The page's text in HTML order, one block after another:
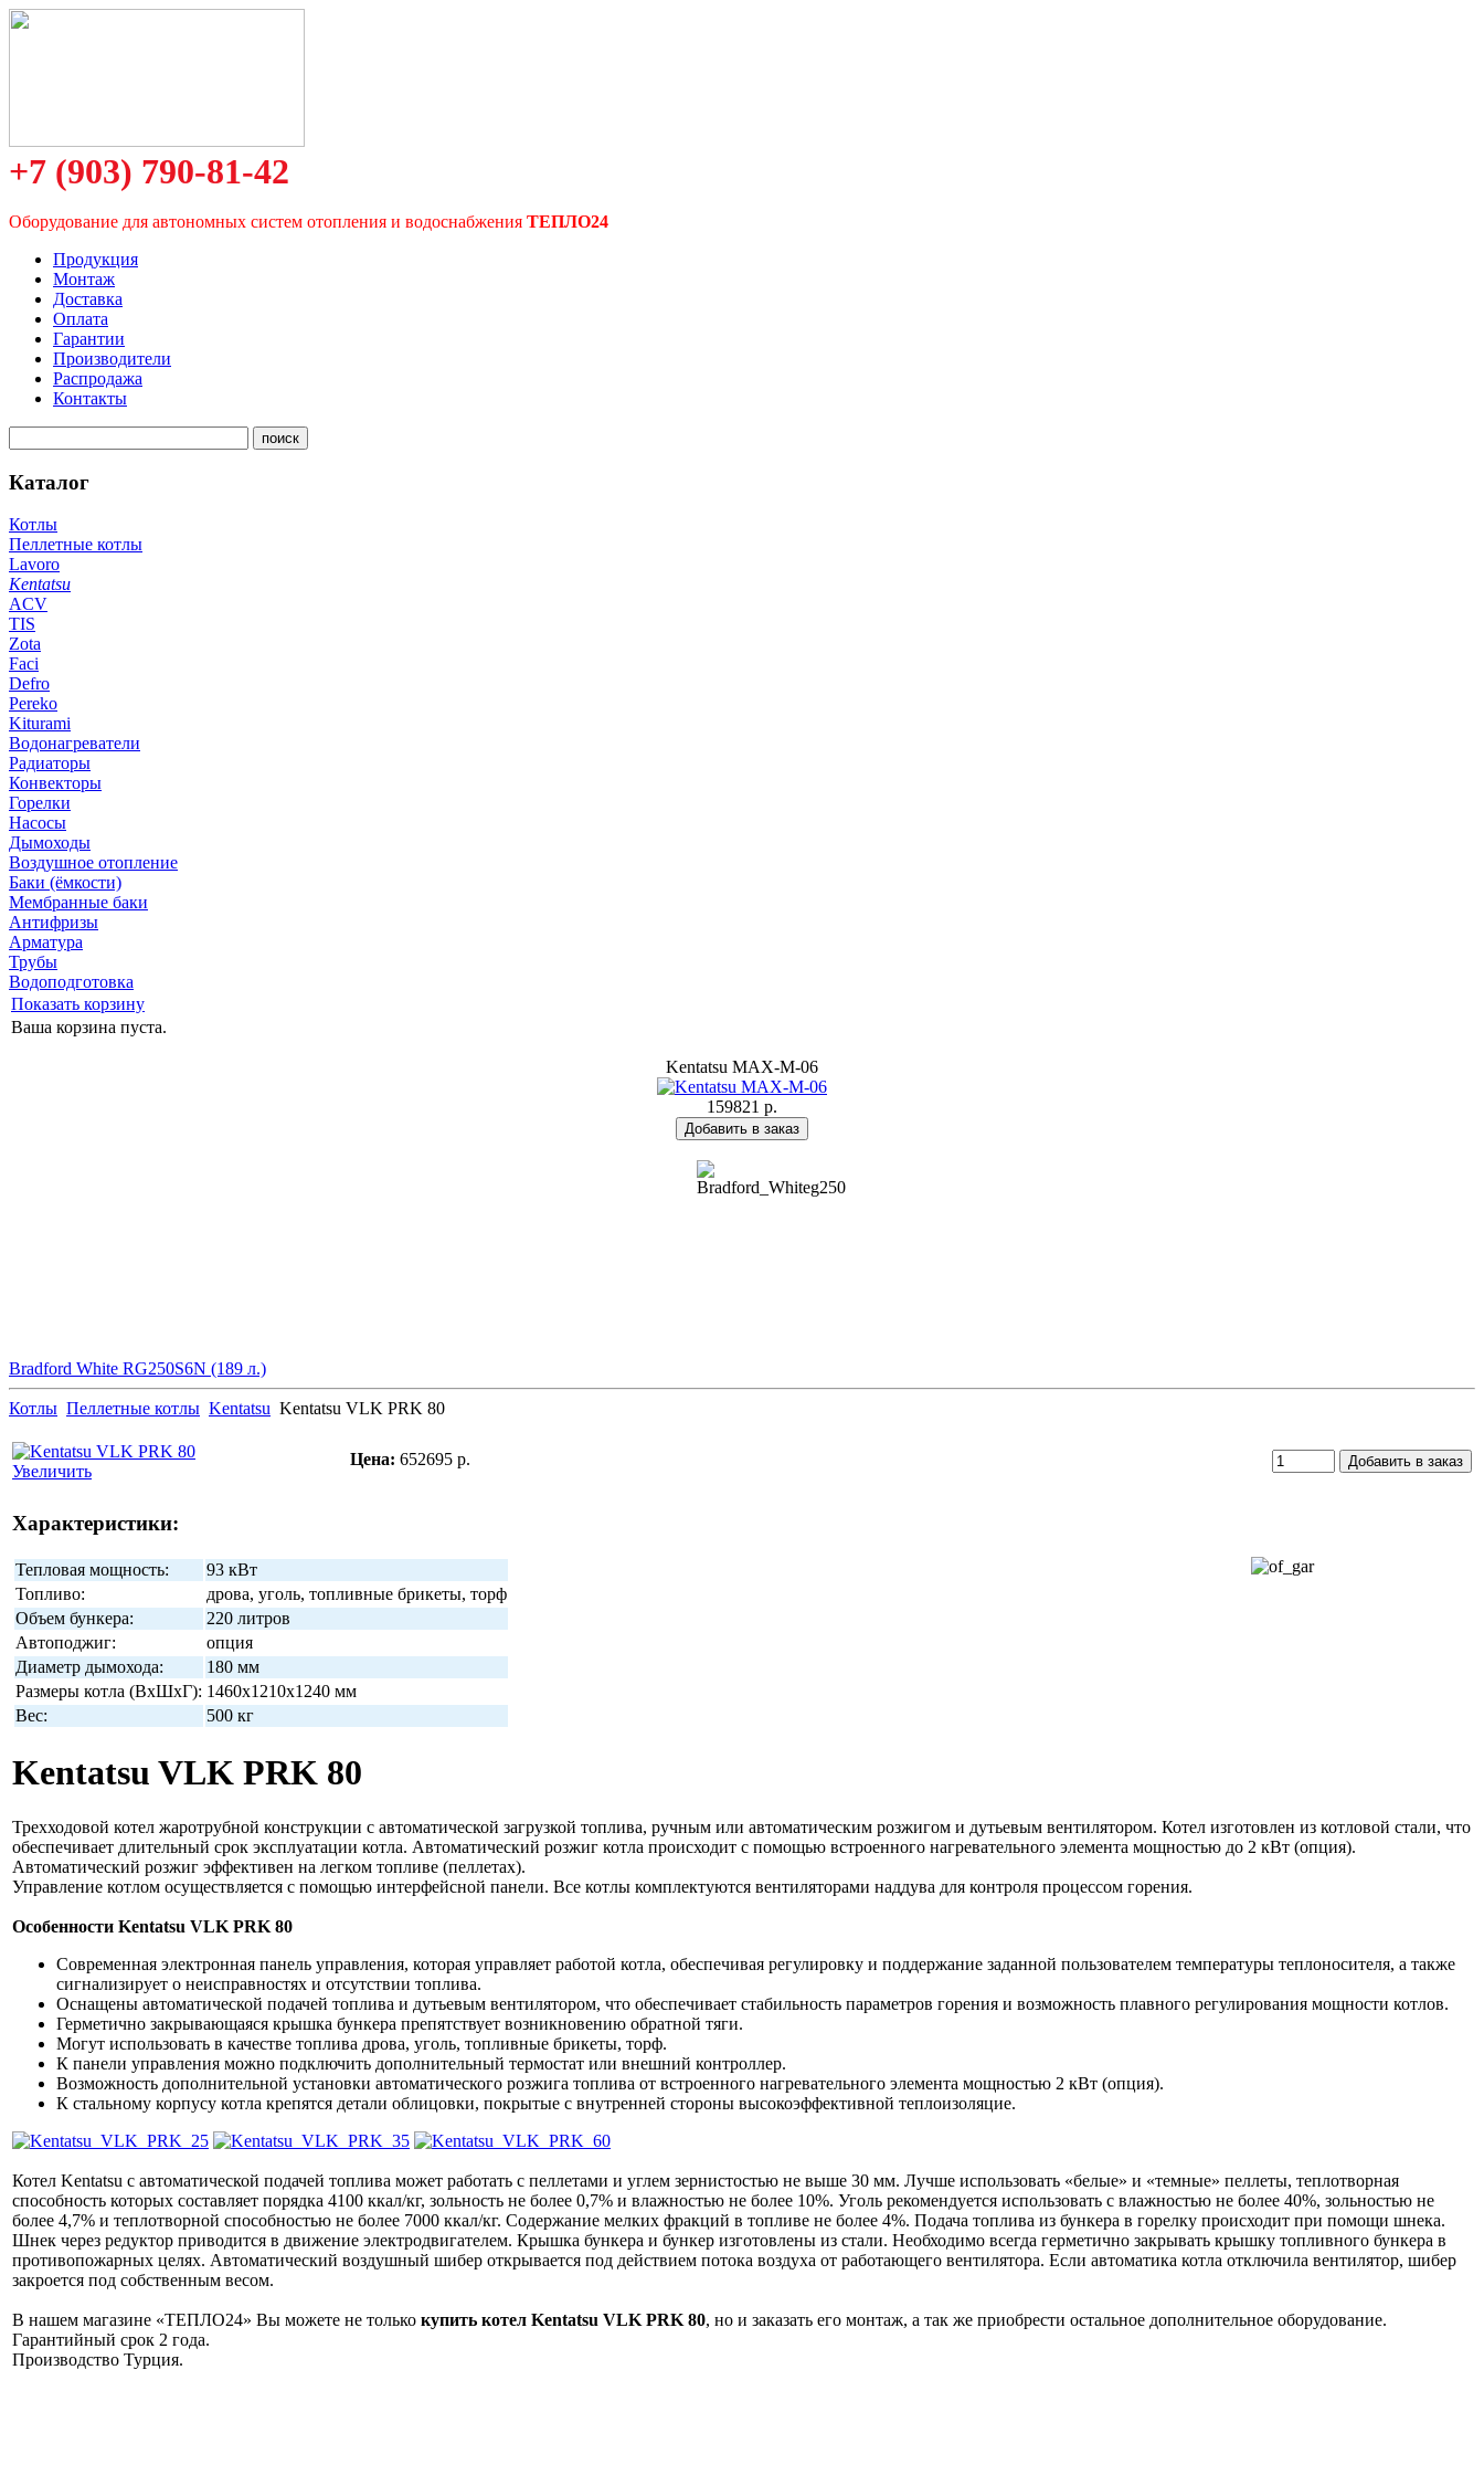
+7 (903) 790-81-42
Оборудование для автономных систем отопления и водоснабжения ТЕПЛО24
Продукция
Монтаж
Доставка
Оплата
Гарантии
Производители
Распродажа
Контакты
Каталог
Котлы
Пеллетные котлы
Lavoro
Kentatsu
ACV
TIS
Zota
Faci
Defro
Pereko
Kiturami
Водонагреватели
Радиаторы
Конвекторы
Горелки
Насосы
Дымоходы
Воздушное отопление
Баки (ёмкости)
Мембранные баки
Антифризы
Арматура
Трубы
Водоподготовка
Показать корзину
Ваша корзина пуста.
Kentatsu MAX-M-06
159821 р.
Bradford White RG250S6N (189 л.)
Котлы Пеллетные котлы Kentatsu Kentatsu VLK PRK 80
Увеличить
Цена: 652695 р.
Характеристики:
Тепловая мощность:
93 кВт
Топливо:
дрова, уголь, топливные брикеты, торф
Объем бункера:
220 литров
Автоподжиг:
опция
Диаметр дымохода:
180 мм
Размеры котла (ВхШхГ): 1460x1210x1240 мм
Вес:
500 кг
Kentatsu VLK PRK 80
Трехходовой котел жаротрубной конструкции с автоматической загрузкой топлива, ручным или автоматическим розжигом и дутьевым вентилятором. Котел изготовлен из котловой стали, что
обеспечивает длительный срок эксплуатации котла. Автоматический розжиг котла происходит с помощью встроенного нагревательного элемента мощностью до 2 кВт (опция).
Автоматический розжиг эффективен на легком топливе (пеллетах).
Управление котлом осуществляется с помощью интерфейсной панели. Все котлы комплектуются вентиляторами наддува для контроля процессом горения.
Особенности Kentatsu VLK PRK 80
Современная электронная панель управления, которая управляет работой котла, обеспечивая регулировку и поддержание заданной пользователем температуры теплоносителя, а также
сигнализирует о неисправностях и отсутствии топлива.
Оснащены автоматической подачей топлива и дутьевым вентилятором, что обеспечивает стабильность параметров горения и возможность плавного регулирования мощности котлов.
Герметично закрывающаяся крышка бункера препятствует возникновению обратной тяги.
Могут использовать в качестве топлива дрова, уголь, топливные брикеты, торф.
К панели управления можно подключить дополнительный термостат или внешний контроллер.
Возможность дополнительной установки автоматического розжига топлива от встроенного нагревательного элемента мощностью 2 кВт (опция).
К стальному корпусу котла крепятся детали облицовки, покрытые с внутренней стороны высокоэффективной теплоизоляцие.
Котел Kentatsu с автоматической подачей топлива может работать с пеллетами и углем зернистостью не выше 30 мм. Лучше использовать «белые» и «темные» пеллеты, теплотворная
способность которых составляет порядка 4100 ккал/кг, зольность не более 0,7% и влажностью не более 10%. Уголь рекомендуется использовать с влажностью не более 40%, зольностью не
более 4,7% и теплотворной способностью не более 7000 ккал/кг. Содержание мелких фракций в топливе не более 4%. Подача топлива из бункера в горелку происходит при помощи шнека.
Шнек через редуктор приводится в движение электродвигателем. Крышка бункера и бункер изготовлены из стали. Необходимо всегда герметично закрывать крышку топливного бункера в
противопожарных целях. Автоматический воздушный шибер открывается под действием потока воздуха от работающего вентилятора. Если автоматика котла отключила вентилятор, шибер
закроется под собственным весом.
В нашем магазине «ТЕПЛО24» Вы можете не только купить котел Kentatsu VLK PRK 80, но и заказать его монтаж, а так же приобрести остальное дополнительное оборудование.
Гарантийный срок 2 года.
Производство Турция.